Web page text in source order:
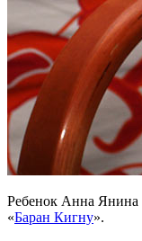
Ребенок Анна Янина
«Баран Кигну».